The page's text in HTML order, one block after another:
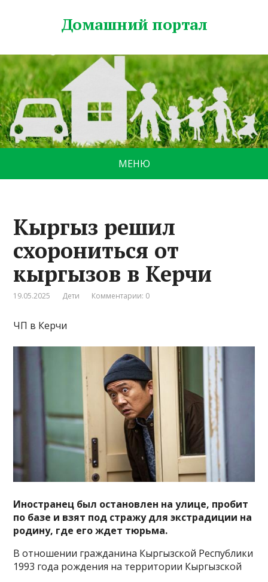
Домашний портал
МЕНЮ
Кыргыз решил
схорониться от
кыргызов в Керчи
19.05.2025 Дети Комментарии: 0
ЧП в Керчи
Иностранец был остановлен на улице, пробит
по базе и взят под стражу для экстрадиции на
родину, где его ждет тюрьма.
В отношении гражданина Кыргызской Республики
1993 года рождения на территории Кыргызской